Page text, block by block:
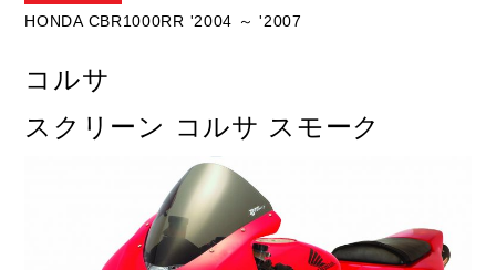
閉じる
HONDA CBR1000RR '2004 ～ '2007
コルサ
スクリーン コルサ スモーク